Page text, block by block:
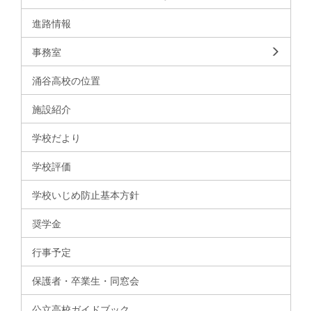
進路情報
事務室
涌谷高校の位置
施設紹介
学校だより
学校評価
学校いじめ防止基本方針
奨学金
行事予定
保護者・卒業生・同窓会